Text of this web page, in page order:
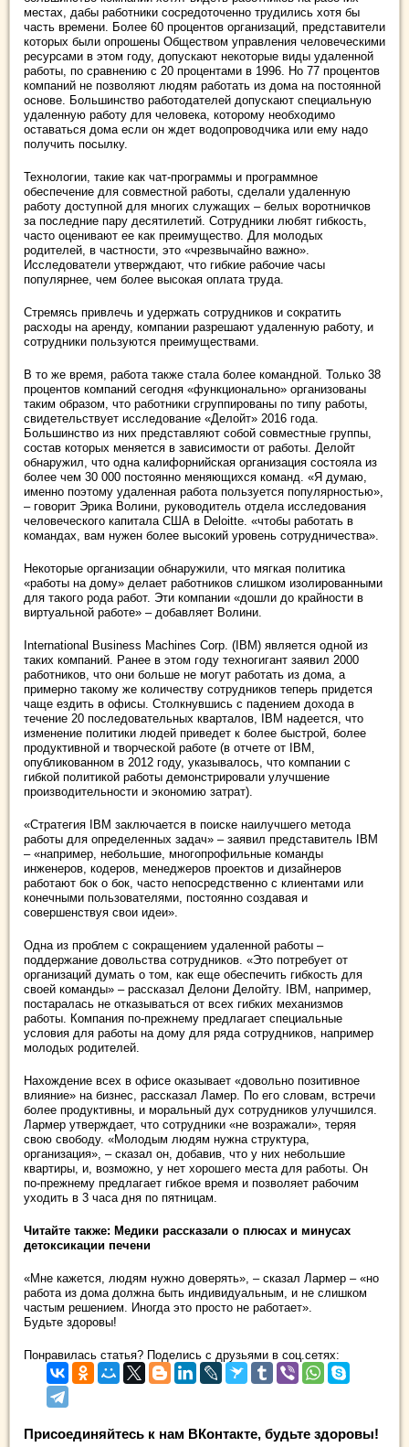
местах, дабы работники сосредоточенно трудились хотя бы
часть времени. Более 60 процентов организаций, представители
которых были опрошены Обществом управления человеческими
ресурсами в этом году, допускают некоторые виды удаленной
работы, по сравнению с 20 процентами в 1996. Но 77 процентов
компаний не позволяют людям работать из дома на постоянной
основе. Большинство работодателей допускают специальную
удаленную работу для человека, которому необходимо
оставаться дома если он ждет водопроводчика или ему надо
получить посылку.
Технологии, такие как чат-программы и программное
обеспечение для совместной работы, сделали удаленную
работу доступной для многих служащих – белых воротничков
за последние пару десятилетий. Сотрудники любят гибкость,
часто оценивают ее как преимущество. Для молодых
родителей, в частности, это «чрезвычайно важно».
Исследователи утверждают, что гибкие рабочие часы
популярнее, чем более высокая оплата труда.
Стремясь привлечь и удержать сотрудников и сократить
расходы на аренду, компании разрешают удаленную работу, и
сотрудники пользуются преимуществами.
В то же время, работа также стала более командной. Только 38
процентов компаний сегодня «функционально» организованы
таким образом, что работники сгруппированы по типу работы,
свидетельствует исследование «Делойт» 2016 года.
Большинство из них представляют собой совместные группы,
состав которых меняется в зависимости от работы. Делойт
обнаружил, что одна калифорнийская организация состояла из
более чем 30 000 постоянно меняющихся команд. «Я думаю,
именно поэтому удаленная работа пользуется популярностью»,
– говорит Эрика Волини, руководитель отдела исследования
человеческого капитала США в Deloitte. «чтобы работать в
командах, вам нужен более высокий уровень сотрудничества».
Некоторые организации обнаружили, что мягкая политика
«работы на дому» делает работников слишком изолированными
для такого рода работ. Эти компании «дошли до крайности в
виртуальной работе» – добавляет Волини.
International Business Machines Corp. (IBM) является одной из
таких компаний. Ранее в этом году техногигант заявил 2000
работников, что они больше не могут работать из дома, а
примерно такому же количеству сотрудников теперь придется
чаще ездить в офисы. Столкнувшись с падением дохода в
течение 20 последовательных кварталов, IBM надеется, что
изменение политики людей приведет к более быстрой, более
продуктивной и творческой работе (в отчете от IBM,
опубликованном в 2012 году, указывалось, что компании с
гибкой политикой работы демонстрировали улучшение
производительности и экономию затрат).
«Стратегия IBM заключается в поиске наилучшего метода
работы для определенных задач» – заявил представитель IBM
– «например, небольшие, многопрофильные команды
инженеров, кодеров, менеджеров проектов и дизайнеров
работают бок о бок, часто непосредственно с клиентами или
конечными пользователями, постоянно создавая и
совершенствуя свои идеи».
Одна из проблем с сокращением удаленной работы –
поддержание довольства сотрудников. «Это потребует от
организаций думать о том, как еще обеспечить гибкость для
своей команды» – рассказал Делони Делойту. IBM, например,
постаралась не отказываться от всех гибких механизмов
работы. Компания по-прежнему предлагает специальные
условия для работы на дому для ряда сотрудников, например
молодых родителей.
Нахождение всех в офисе оказывает «довольно позитивное
влияние» на бизнес, рассказал Ламер. По его словам, встречи
более продуктивны, и моральный дух сотрудников улучшился.
Лармер утверждает, что сотрудники «не возражали», теряя
свою свободу. «Молодым людям нужна структура,
организация», – сказал он, добавив, что у них небольшие
квартиры, и, возможно, у нет хорошего места для работы. Он
по-прежнему предлагает гибкое время и позволяет рабочим
уходить в 3 часа дня по пятницам.
Читайте также: Медики рассказали о плюсах и минусах
детоксикации печени
«Мне кажется, людям нужно доверять», – сказал Лармер – «но
работа из дома должна быть индивидуальным, и не слишком
частым решением. Иногда это просто не работает».
Будьте здоровы!
Понравилась статья? Поделись с друзьями в соц.сетях:
Присоединяйтесь к нам ВКонтакте, будьте здоровы!